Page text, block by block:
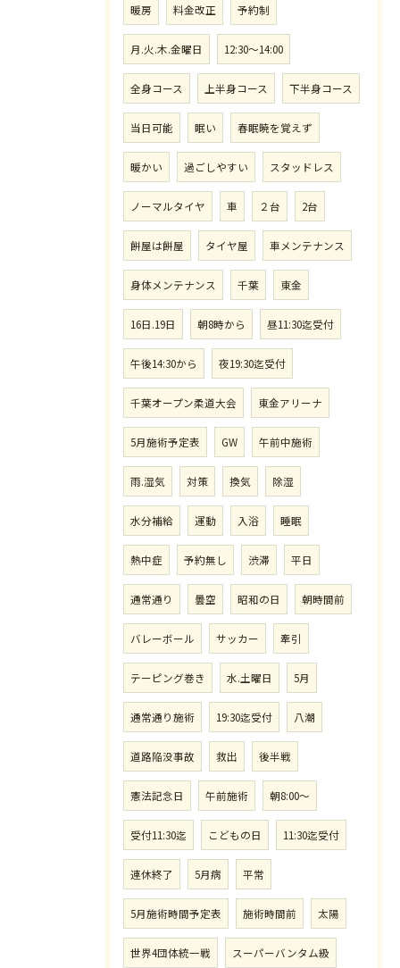
暖房 料金改正 予約制
月.火.木.金曜日 12:30〜14:00
全身コース 上半身コース 下半身コース
当日可能 眠い 春眠暁を覚えず
暖かい 過ごしやすい スタッドレス
ノーマルタイヤ 車 ２台 2台
餅屋は餅屋 タイヤ屋 車メンテナンス
身体メンテナンス 千葉 東金
16日.19日 朝8時から 昼11:30迄受付
午後14:30から 夜19:30迄受付
千葉オープン柔道大会 東金アリーナ
5月施術予定表 GW 午前中施術
雨.湿気 対策 換気 除湿
水分補給 運動 入浴 睡眠
熱中症 予約無し 渋滞 平日
通常通り 曇空 昭和の日 朝時間前
バレーボール サッカー 牽引
テーピング巻き 水.土曜日 5月
通常通り施術 19:30迄受付 八潮
道路陥没事故 救出 後半戦
憲法記念日 午前施術 朝8:00〜
受付11:30迄 こどもの日 11:30迄受付
連休終了 5月病 平常
5月施術時間予定表 施術時間前 太陽
世界4団体統一戦 スーパーバンタム級